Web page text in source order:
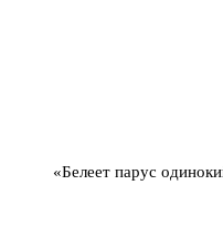
«Белеет парус